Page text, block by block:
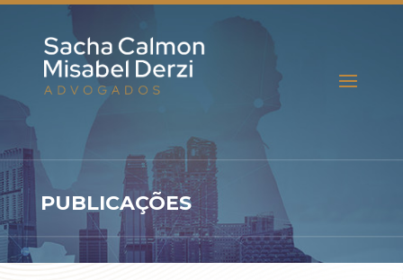
PUBLICAÇÕES